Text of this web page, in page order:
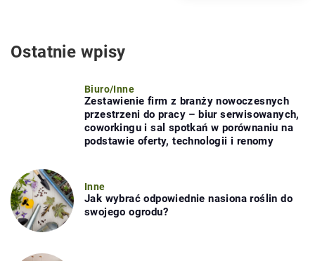
Ostatnie wpisy
Biuro/Inne
Zestawienie firm z branży nowoczesnych
przestrzeni do pracy – biur serwisowanych,
coworkingu i sal spotkań w porównaniu na
podstawie oferty, technologii i renomy
Inne
Jak wybrać odpowiednie nasiona roślin do
swojego ogrodu?